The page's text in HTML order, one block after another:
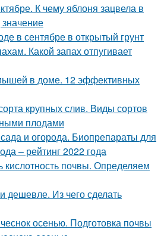
К чему яблоня зацвела в
в сентябре в открытый грунт
Какой запах отпугивает
в доме. 12 эффективных
крупных слив. Виды сортов
плодами
и огорода. Биопрепараты для
– рейтинг 2022 года
кислотность почвы. Определяем
дешевле. Из чего сделать
осенью. Подготовка почвы